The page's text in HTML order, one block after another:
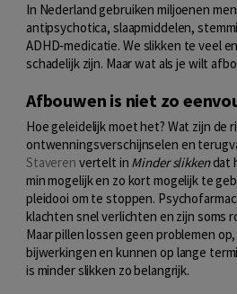
In Nederland gebruiken miljoenen
antipsychotica, slaapmiddelen,
ADHD‑medicatie. We slikken te veel
schadelijk zijn. Maar wat als je wilt
Afbouwen is niet zo
Hoe geleidelijk moet het? Wat zijn de
ontwenningsverschijnselen en
Staveren vertelt in Minder slikkendat
min mogelijk en zo kort mogelijk te
pleidooi om te stoppen.
klachten snel verlichten en zijn soms
Maar pillen lossen geen problemen
bijwerkingen en kunnen op lange
is minder slikken zo belangrijk.